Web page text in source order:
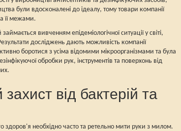
були вдосконалені до ідеалу, тому товари компанії
її межами.
вивченням епідеміологічної ситуації у світі,
досліджень дають можливість компанії
боротися з усіма відомими мікроорганізмами та була
обробки рук, інструментів та поверхонь від
від бактерій та
здоров'я необхідно часто та ретельно мити руки з милом.